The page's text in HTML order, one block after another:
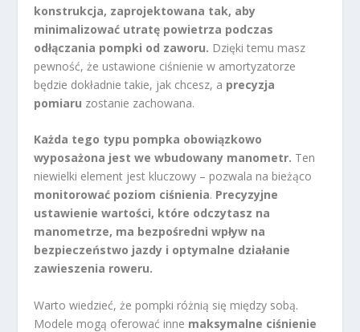
konstrukcja, zaprojektowana tak, aby
minimalizować utratę powietrza podczas
odłączania pompki od zaworu. Dzięki temu masz
pewność, że ustawione ciśnienie w amortyzatorze
będzie dokładnie takie, jak chcesz, a precyzja
pomiaru zostanie zachowana.
Każda tego typu pompka obowiązkowo
wyposażona jest we wbudowany manometr. Ten
niewielki element jest kluczowy – pozwala na bieżąco
monitorować poziom ciśnienia. Precyzyjne
ustawienie wartości, które odczytasz na
manometrze, ma bezpośredni wpływ na
bezpieczeństwo jazdy i optymalne działanie
zawieszenia roweru.
Warto wiedzieć, że pompki różnią się między sobą.
Modele mogą oferować inne maksymalne ciśnienie